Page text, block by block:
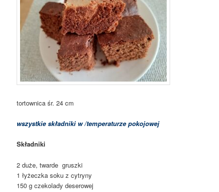
tortownica śr. 24 cm
wszystkie składniki w /temperaturze pokojowej
Składniki
2 duże, twarde gruszki
1 łyżeczka soku z cytryny
150 g czekolady deserowej